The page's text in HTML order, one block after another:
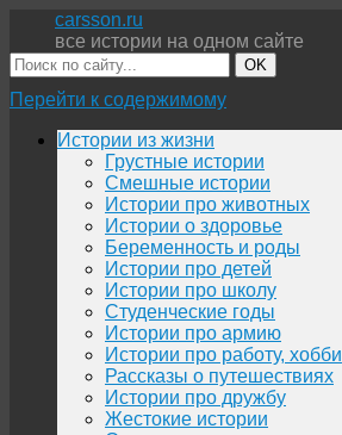
carsson.ru
все истории на одном сайте
OK
Перейти к содержимому
Истории из жизни
Грустные истории
Смешные истории
Истории про животных
Истории о здоровье
Беременность и роды
Истории про детей
Истории про школу
Студенческие годы
Истории про армию
Истории про работу, хобби
Рассказы о путешествиях
Истории про дружбу
Жестокие истории